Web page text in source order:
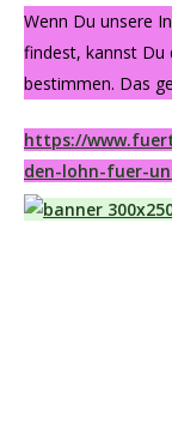
Wenn Du unsere
findest, kannst Du
bestimmen. Das
https://
den-lohn-fuer-